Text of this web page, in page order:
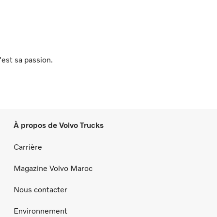
sa passion.
À propos de Volvo Trucks
Carrière
Magazine Volvo Maroc
Nous contacter
Environnement